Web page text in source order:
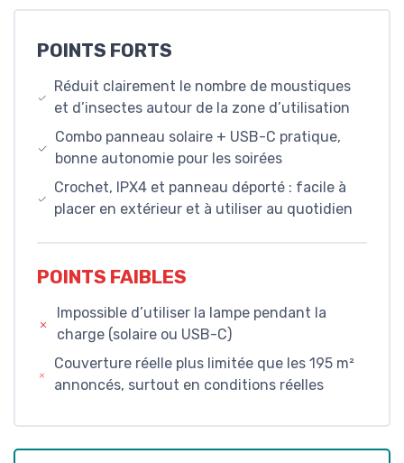
POINTS FORTS
Réduit clairement le nombre de moustiques
et d’insectes autour de la zone d’utilisation
Combo panneau solaire + USB-C pratique,
bonne autonomie pour les soirées
Crochet, IPX4 et panneau déporté : facile à
placer en extérieur et à utiliser au quotidien
POINTS FAIBLES
Impossible d’utiliser la lampe pendant la
charge (solaire ou USB-C)
Couverture réelle plus limitée que les 195 m²
annoncés, surtout en conditions réelles